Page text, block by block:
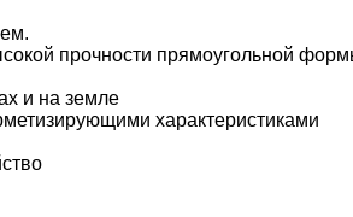
прочности прямоугольной
и на земле
характеристиками